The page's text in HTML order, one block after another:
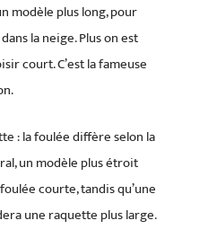
modèle plus long, pour
la neige. Plus on est
court. C’est la fameuse
: la foulée diffère selon la
un modèle plus étroit
courte, tandis qu’une
une raquette plus large.